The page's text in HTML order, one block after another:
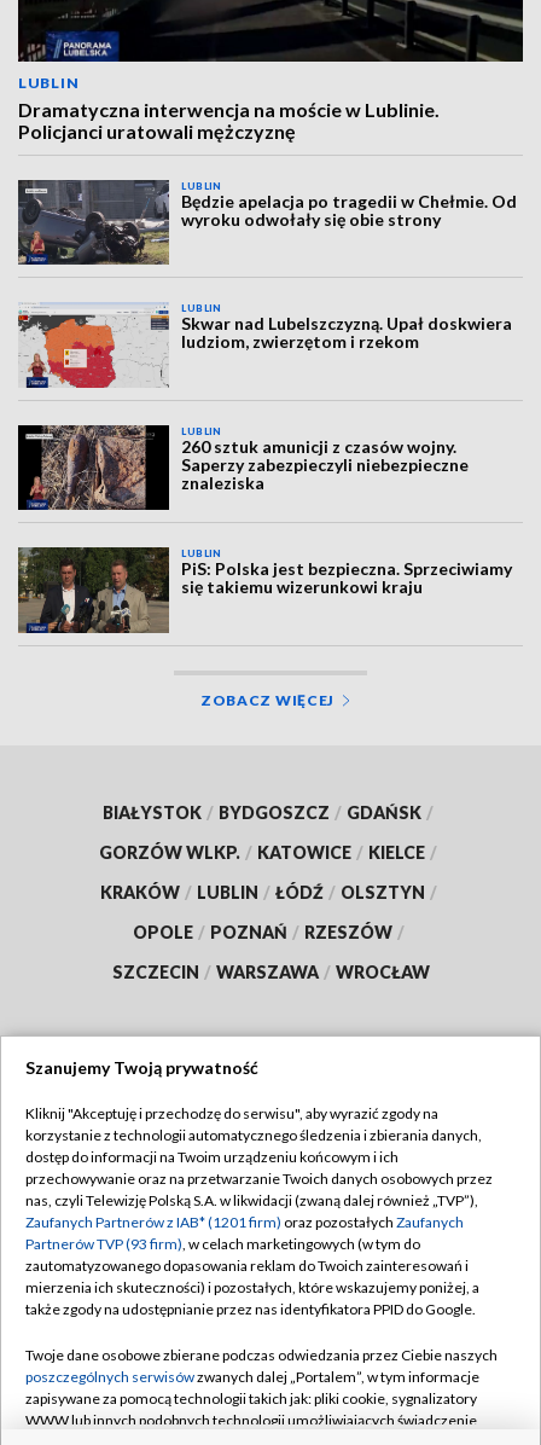
LUBLIN
Dramatyczna interwencja na moście w Lublinie.
Policjanci uratowali mężczyznę
LUBLIN
Będzie apelacja po tragedii w Chełmie. Od
wyroku odwołały się obie strony
LUBLIN
Skwar nad Lubelszczyzną. Upał doskwiera
ludziom, zwierzętom i rzekom
LUBLIN
260 sztuk amunicji z czasów wojny.
Saperzy zabezpieczyli niebezpieczne
znaleziska
LUBLIN
PiS: Polska jest bezpieczna. Sprzeciwiamy
się takiemu wizerunkowi kraju
ZOBACZ WIĘCEJ
BIAŁYSTOK / BYDGOSZCZ / GDAŃSK /
GORZÓW WLKP. / KATOWICE / KIELCE /
KRAKÓW / LUBLIN / ŁÓDŹ / OLSZTYN /
OPOLE / POZNAŃ / RZESZÓW /
SZCZECIN / WARSZAWA / WROCŁAW
TVP
Abonament TVP
Emisja w TVP
Centrum informacji TVP
Naziemna Telewizja Cyfrowa
Rada Programowa
System NOS
Regulamin TVP
Polityka prywatności
Moje zgody
Pomoc
Kontakt
Szanujemy Twoją prywatność
Kliknij "Akceptuję i przechodzę do serwisu", aby wyrazić zgody na
korzystanie z technologii automatycznego śledzenia i zbierania danych,
dostęp do informacji na Twoim urządzeniu końcowym i ich
przechowywanie oraz na przetwarzanie Twoich danych osobowych przez
nas, czyli Telewizję Polską S.A. w likwidacji (zwaną dalej również „TVP”),
Zaufanych Partnerów z IAB* (1201 firm) oraz pozostałych Zaufanych
Partnerów TVP (93 firm), w celach marketingowych (w tym do
zautomatyzowanego dopasowania reklam do Twoich zainteresowań i
mierzenia ich skuteczności) i pozostałych, które wskazujemy poniżej, a
także zgody na udostępnianie przez nas identyfikatora PPID do Google.
Twoje dane osobowe zbierane podczas odwiedzania przez Ciebie naszych
poszczególnych serwisówzwanych dalej „Portalem”, w tym informacje
zapisywane za pomocą technologii takich jak: pliki cookie, sygnalizatory
WWW lub innych podobnych technologii umożliwiających świadczenie